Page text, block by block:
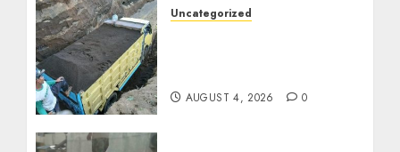
Uncategorized
AUGUST 4, 2026 0